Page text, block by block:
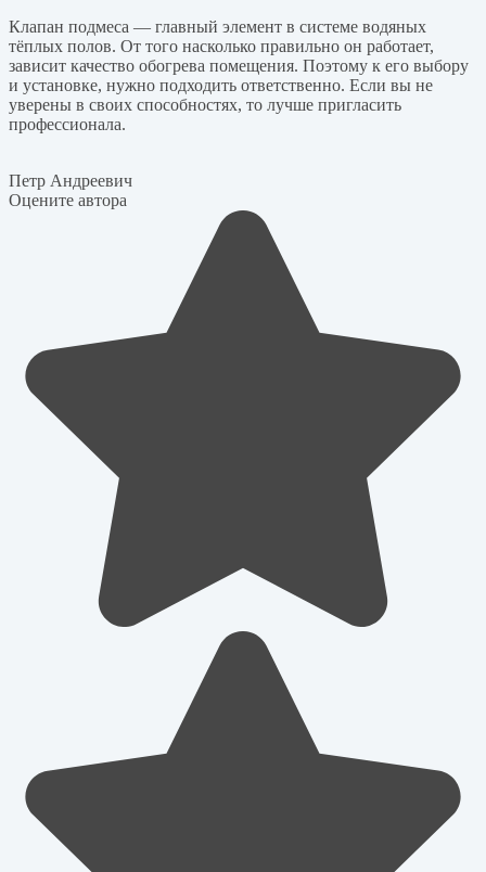
Клапан подмеса — главный элемент в системе водяных
тёплых полов. От того насколько правильно он работает,
зависит качество обогрева помещения. Поэтому к его выбору
и установке, нужно подходить ответственно. Если вы не
уверены в своих способностях, то лучше пригласить
профессионала.
Петр Андреевич
Оцените автора